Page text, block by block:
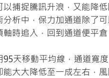
以捕捉騰訊升浪，又能降
分析中，保力加通道除了
時追入，回到通道便平倉
95天移動平均線，通道寬
能大大降低至一成左右，